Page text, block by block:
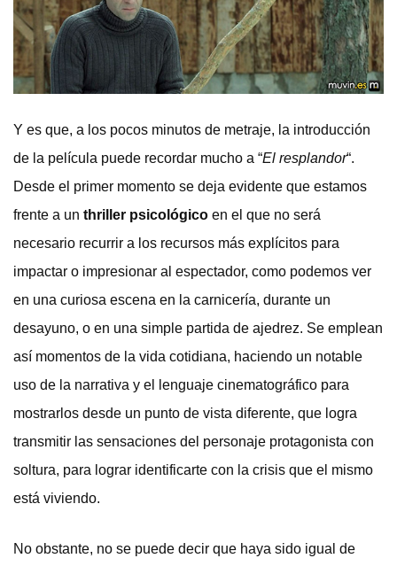
Y es que, a los pocos minutos de metraje, la introducción
de la película puede recordar mucho a “El resplandor“.
Desde el primer momento se deja evidente que estamos
frente a un thriller psicológico en el que no será
necesario recurrir a los recursos más explícitos para
impactar o impresionar al espectador, como podemos ver
en una curiosa escena en la carnicería, durante un
desayuno, o en una simple partida de ajedrez. Se emplean
así momentos de la vida cotidiana, haciendo un notable
uso de la narrativa y el lenguaje cinematográfico para
mostrarlos desde un punto de vista diferente, que logra
transmitir las sensaciones del personaje protagonista con
soltura, para lograr identificarte con la crisis que el mismo
está viviendo.
No obstante, no se puede decir que haya sido igual de